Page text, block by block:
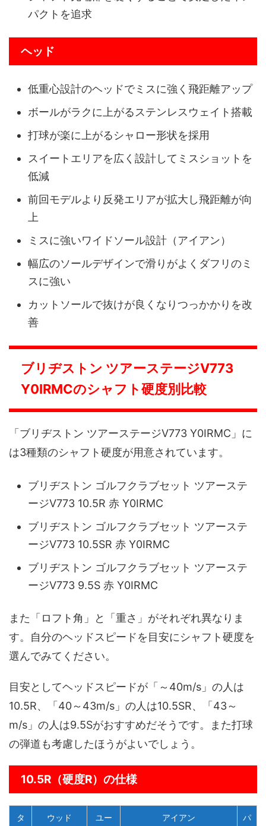
パクトを追求
ヘッド
低重心設計のヘッドでミスに強く飛距離アップ
ボールがラクに上がるステンレスウェイト搭載
打球が楽に上がるシャロー形状を採用
スイートエリアを広く設計してミスショットを
低減
前回モデルより反発エリアが拡大し飛距離が向
上
ミスに強いワイドソール設計（アイアン）
幅広のソールデザインで滑りがよくダフリのミ
スに強い
カットソールで抜けが良くなりつっかかりを改
善
ブリヂストン ツアーステージV773
Y0IRMCのシャフト硬度別比較
「ブリヂストン ツアーステージV773 Y0IRMC」に
は3種類のシャフト硬度が用意されています。
ブリヂストン ゴルフクラブセット ツアーステ
ージV773 10.5R 赤 Y0IRMC
ブリヂストン ゴルフクラブセット ツアーステ
ージV773 10.5SR 赤 Y0IRMC
ブリヂストン ゴルフクラブセット ツアーステ
ージV773 9.5S 赤 Y0IRMC
また「ロフト角」と「重さ」がそれぞれ異なりま
す。自分のヘッドスピードを目安にシャフト硬度を
選んでみてください。
目安としてヘッドスピードが「～40m/s」の人は
10.5R、「40～43m/s」の人は10.5SR、「43～
m/s」の人は9.5Sがおすすめだそうです。また打球
の弾道も考慮したほうがよいでしょう。
10.5R（硬度R）の仕様
タ
ウッド
ユー
アイアン
パ